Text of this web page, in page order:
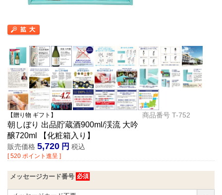
【贈り物 ギフト】
朝しぼり 出品貯蔵酒900ml/渓流 大吟
醸720ml 【化粧箱入り】
商品番号 T-752
販売価格 5,720 税込
[ 520 ポイント進呈 ]
メッセージカード番号